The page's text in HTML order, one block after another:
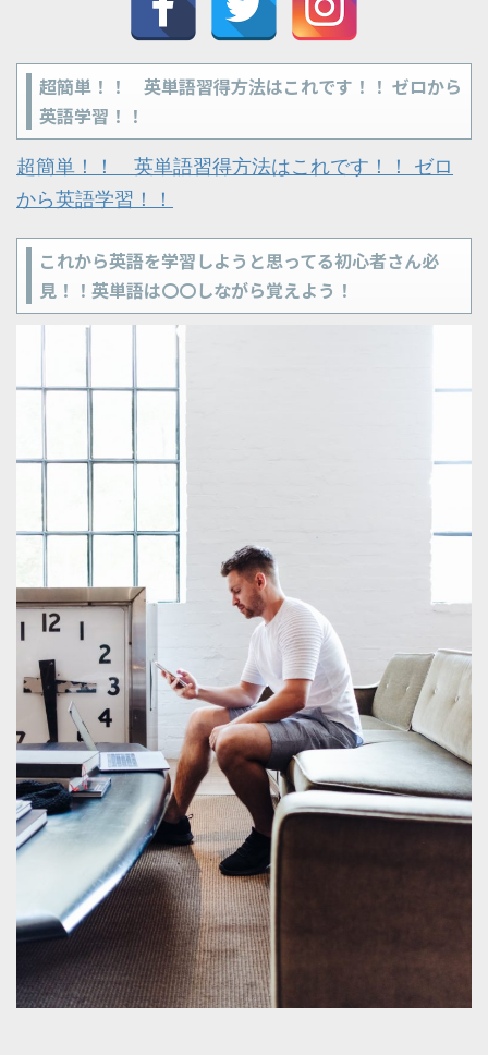
超簡単！！ 英単語習得方法はこれです！！ ゼロから
英語学習！！
超簡単！！ 英単語習得方法はこれです！！ ゼロ
から英語学習！！
これから英語を学習しようと思ってる初心者さん必
見！！英単語は〇〇しながら覚えよう！